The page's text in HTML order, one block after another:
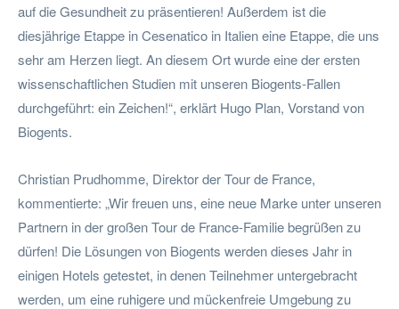
auf die Gesundheit zu präsentieren! Außerdem ist die
diesjährige Etappe in Cesenatico in Italien eine Etappe, die uns
sehr am Herzen liegt. An diesem Ort wurde eine der ersten
wissenschaftlichen Studien mit unseren Biogents-Fallen
durchgeführt: ein Zeichen!“, erklärt Hugo Plan, Vorstand von
Biogents.
Christian Prudhomme, Direktor der Tour de France,
kommentierte: „Wir freuen uns, eine neue Marke unter unseren
Partnern in der großen Tour de France-Familie begrüßen zu
dürfen! Die Lösungen von Biogents werden dieses Jahr in
einigen Hotels getestet, in denen Teilnehmer untergebracht
werden, um eine ruhigere und mückenfreie Umgebung zu